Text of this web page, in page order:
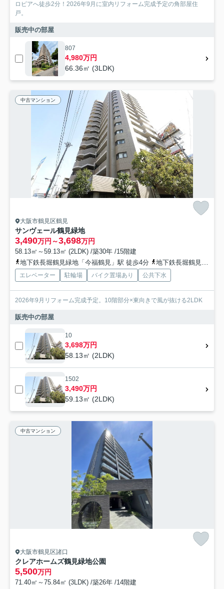
ロピアへ徒歩2分！2026年9月に室内リフォーム完成予定の角部屋住
戸。
販売中の部屋
807
4,980万円
66.36㎡ (3LDK)
中古マンション
大阪市鶴見区鶴見
サンヴェール鶴見緑地
3,490万円～3,698万円
58.13㎡～59.13㎡ (2LDK) /築30年 /15階建
地下鉄長堀鶴見緑地「今福鶴見」駅 徒歩4分
地下鉄長堀鶴見緑地「横堤」駅 徒歩17分
エレベーター 駐輪場 バイク置場あり 公共下水
2026年9月リフォーム完成予定。10階部分×東向きで風が抜ける2LDK
販売中の部屋
10
3,698万円
58.13㎡ (2LDK)
1502
3,490万円
59.13㎡ (2LDK)
中古マンション
大阪市鶴見区諸口
クレアホームズ鶴見緑地公園
5,500万円
71.40㎡～75.84㎡ (3LDK) /築26年 /14階建